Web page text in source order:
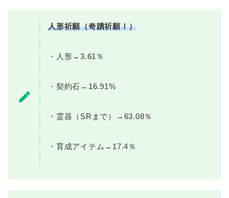
人形祈願（奇蹟祈願Ⅰ）
・人形→3.61％
・契約石→16.91%
・霊器（SRまで）→63.08％
・育成アイテム→17.4％